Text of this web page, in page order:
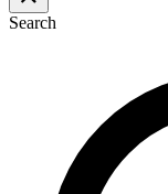
Search